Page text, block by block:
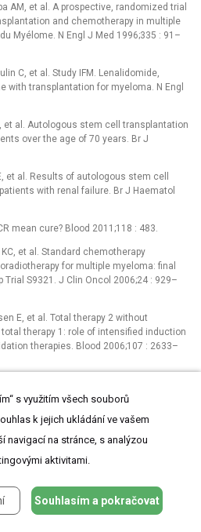
AM, et al. A prospective, randomized trial
and chemotherapy in multiple
Myélome. N Engl J Med 1996;335 : 91–
C, et al. Study IFM. Lenalidomide,
with transplantation for myeloma. N Engl
et al. Autologous stem cell transplantation
over the age of 70 years. Br J
et al. Results of autologous stem cell
with renal failure. Br J Haematol
mean cure? Blood 2011;118 : 483.
et al. Standard chemotherapy
for multiple myeloma: final
Trial S9321. J Clin Oncol 2006;24 : 929–
E, et al. Total therapy 2 without
therapy 1: role of intensified induction
therapies. Blood 2006;107 : 2633–
therapy for previously untreated
for Blood and Marrow Transplantation
versus continued conventional
patients responding to the initial
of the PETHEMA trial after a median
s využitím všech souborů
k jejich ukládání ve vašem
navigací na stránce, s analýzou
aktivitami.
Souhlasím a pokračovat